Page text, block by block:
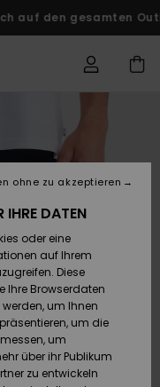
den gesamten Outlet-
IHRE DATEN
oder eine
auf Ihrem
Diese
Ihre Browserdaten
um Ihnen
um die
um
über ihr Publikum
zu entwickeln
ohne zu akzeptieren